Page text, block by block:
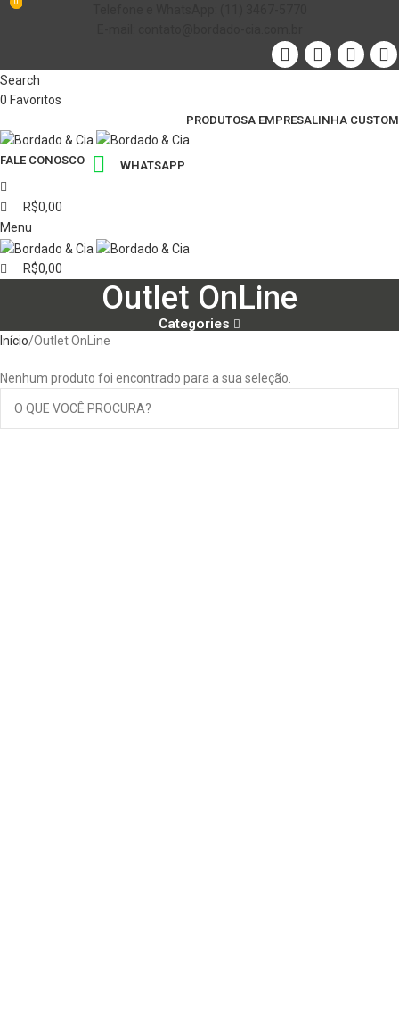
Search
0 Favoritos
PRODUTOSA EMPRESALINHA CUSTOM
FALE CONOSCO WHATSAPP
0
R$0,00
Menu
0
R$0,00
Outlet OnLine
Categories
Início Outlet OnLine
Nenhum produto foi encontrado para a sua seleção.